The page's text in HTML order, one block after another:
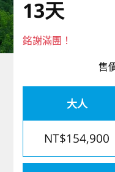
美加紐澳
歐洲
13天
銘謝滿團！
售
大人
NT$154,900